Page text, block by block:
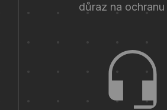
důraz na ochranu